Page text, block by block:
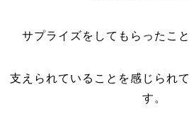
サプライズをしてもらったこ
支えられていることを感じられ
す。